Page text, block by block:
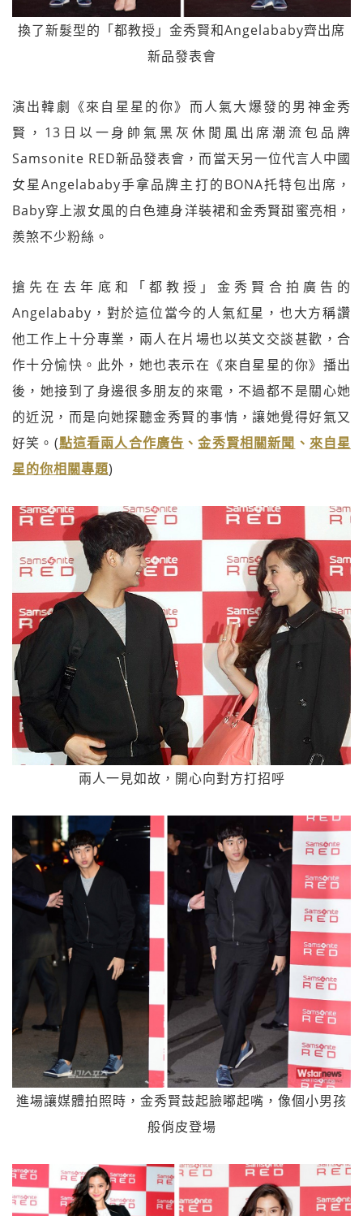
換了新髮型的「都教授」金秀賢和Angelababy齊出席
新品發表會
演出韓劇《來自星星的你》而人氣大爆發的男神金秀
賢，13日以一身帥氣黑灰休閒風出席潮流包品牌
Samsonite RED新品發表會，而當天另一位代言人中國
女星Angelababy手拿品牌主打的BONA托特包出席，
Baby穿上淑女風的白色連身洋裝裙和金秀賢甜蜜亮相，
羨煞不少粉絲。
搶先在去年底和「都教授」金秀賢合拍廣告的
Angelababy，對於這位當今的人氣紅星，也大方稱讚
他工作上十分專業，兩人在片場也以英文交談甚歡，合
作十分愉快。此外，她也表示在《來自星星的你》播出
後，她接到了身邊很多朋友的來電，不過都不是關心她
的近況，而是向她探聽金秀賢的事情，讓她覺得好氣又
好笑。(點這看兩人合作廣告 、金秀賢相關新聞 、 來自星
星的你相關專題)
兩人一見如故，開心向對方打招呼
進場讓媒體拍照時，金秀賢鼓起臉嘟起嘴，像個小男孩
般俏皮登場